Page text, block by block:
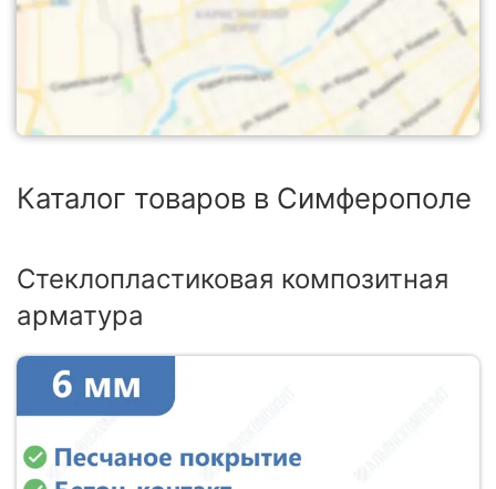
Каталог товаров в Симферополе
Стеклопластиковая композитная
арматура